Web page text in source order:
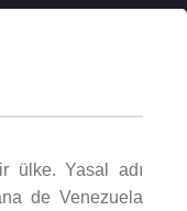
ülke. Yasal adı
de Venezuela